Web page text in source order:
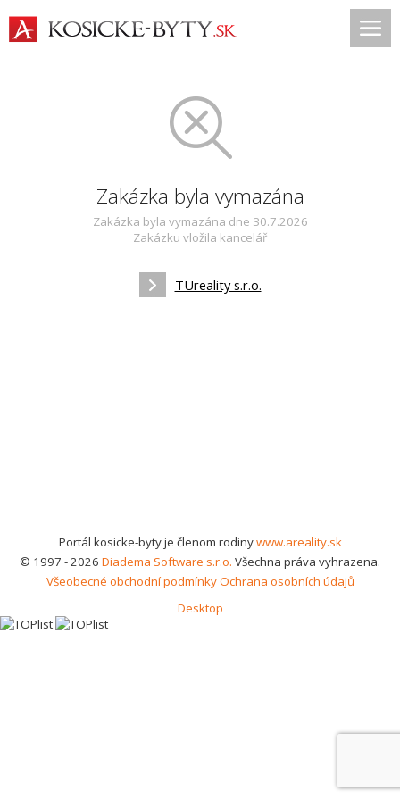
Zakázka byla vymazána
Zakázka byla vymazána dne 30.7.2026
Zakázku vložila kancelář
TUreality s.r.o.
Portál kosicke-byty je členom rodinywww.areality.sk
© 1997 - 2026 Diadema Software s.r.o. Všechna práva vyhrazena.
Všeobecné obchodní podmínkyOchrana osobních údajů
Desktop